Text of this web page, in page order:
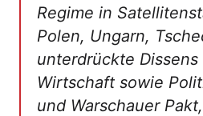
Regime in
Polen, Ungarn,
unterdrückte
Wirtschaft sowie
und Warschauer